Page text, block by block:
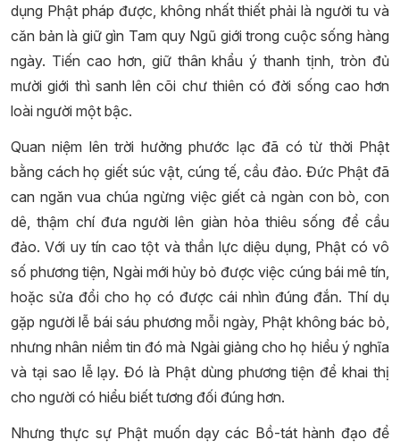
dụng Phật pháp được, không nhất thiết phải là người tu và
căn bản là giữ gìn Tam quy Ngũ giới trong cuộc sống hàng
ngày. Tiến cao hơn, giữ thân khẩu ý thanh tịnh, tròn đủ
mười giới thì sanh lên cõi chư thiên có đời sống cao hơn
loài người một bậc.
Quan niệm lên trời hưởng phước lạc đã có từ thời Phật
bằng cách họ giết súc vật, cúng tế, cầu đảo. Đức Phật đã
can ngăn vua chúa ngừng việc giết cả ngàn con bò, con
dê, thậm chí đưa người lên giàn hỏa thiêu sống để cầu
đảo. Với uy tín cao tột và thần lực diệu dụng, Phật có vô
số phương tiện, Ngài mới hủy bỏ được việc cúng bái mê tín,
hoặc sửa đổi cho họ có được cái nhìn đúng đắn. Thí dụ
gặp người lễ bái sáu phương mỗi ngày, Phật không bác bỏ,
nhưng nhân niềm tin đó mà Ngài giảng cho họ hiểu ý nghĩa
và tại sao lễ lạy. Đó là Phật dùng phương tiện để khai thị
cho người có hiểu biết tương đối đúng hơn.
Nhưng thực sự Phật muốn dạy các Bồ-tát hành đạo để